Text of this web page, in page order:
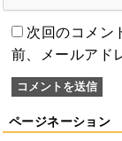
次回のコメン
前、メールアド
ページネーション